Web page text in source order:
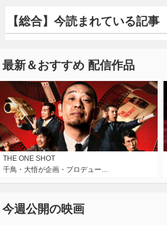
【総合】今読まれている記事
最新＆おすすめ 配信作品
THE ONE SHOT
千鳥・大悟が企画・プロデュー…
今週公開の映画